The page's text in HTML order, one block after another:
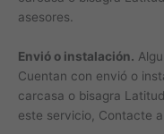
asesores.
Envió o instalación.
Cuentan con envió o
carcasa o bisagra
este servicio, Contacte a